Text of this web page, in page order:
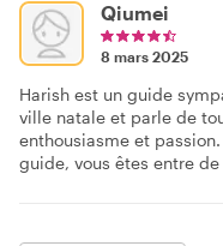
Qiumei
8 mars 2025
Harish est un guide
ville natale et parle de
enthousiasme et
guide, vous êtes entre